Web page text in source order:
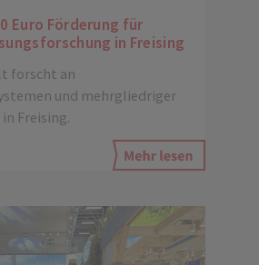
Euro Förderung für
in Freising
forscht an
und mehrgliedriger
Freising.